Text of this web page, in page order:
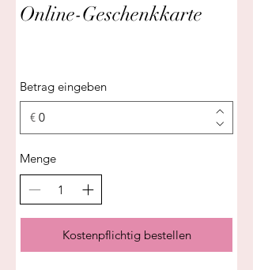
Online-Geschenkkarte
Betrag eingeben
€
Menge
Kostenpflichtig bestellen